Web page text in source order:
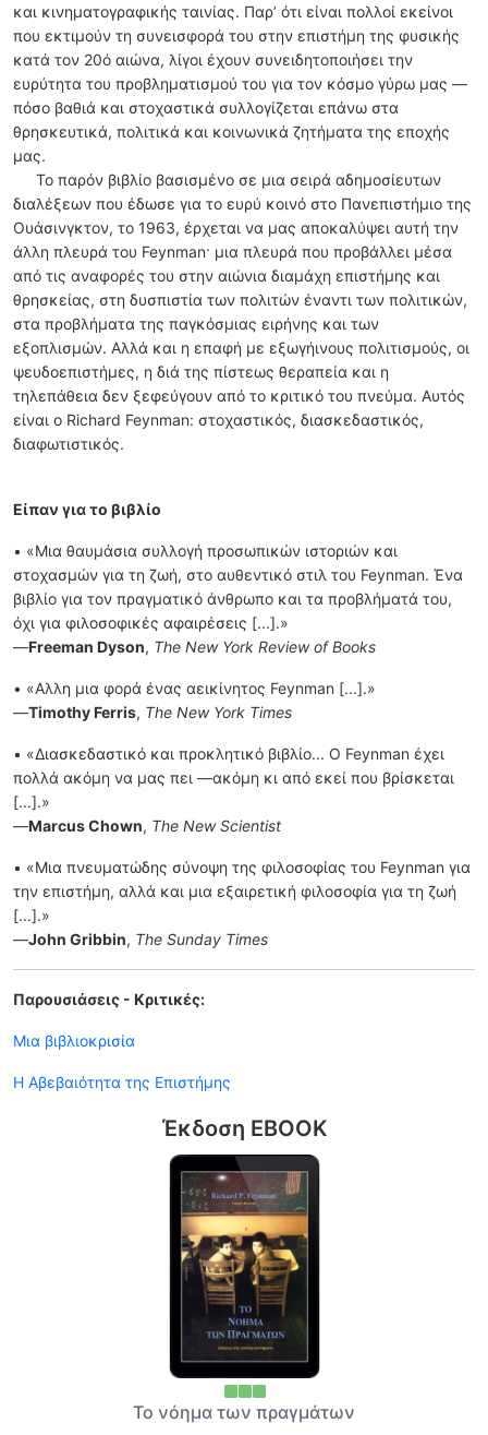
και κινηματογραφικής ταινίας. Παρ’ ότι είναι πολλοί εκείνοι
που εκτιμούν τη συνεισφορά του στην επιστήμη της φυσικής
κατά τον 20ό αιώνα, λίγοι έχουν συνειδητοποιήσει την
ευρύτητα του προβληματισμού του για τον κόσμο γύρω μας —
πόσο βαθιά και στοχαστικά συλλογίζεται επάνω στα
θρησκευτικά, πολιτικά και κοινωνικά ζητήματα της εποχής
μας.
Το παρόν βιβλίο βασισμένο σε μια σειρά αδημοσίευτων
διαλέξεων που έδωσε για το ευρύ κοινό στο Πανεπιστήμιο της
Ουάσινγκτον, το 1963, έρχεται να μας αποκαλύψει αυτή την
άλλη πλευρά του Feynman· μια πλευρά που προβάλλει μέσα
από τις αναφορές του στην αιώνια διαμάχη επιστήμης και
θρησκείας, στη δυσπιστία των πολιτών έναντι των πολιτικών,
στα προβλήματα της παγκόσμιας ειρήνης και των
εξοπλισμών. Αλλά και η επαφή με εξωγήινους πολιτισμούς, οι
ψευδοεπιστήμες, η διά της πίστεως θεραπεία και η
τηλεπάθεια δεν ξεφεύγουν από το κριτικό του πνεύμα. Αυτός
είναι ο Richard Feynman: στοχαστικός, διασκεδαστικός,
διαφωτιστικός.
Είπαν για το βιβλίο
• «Μια θαυμάσια συλλογή προσωπικών ιστοριών και
στοχασμών για τη ζωή, στο αυθεντικό στιλ του Feynman. Ένα
βιβλίο για τον πραγματικό άνθρωπο και τα προβλήματά του,
όχι για φιλοσοφικές αφαιρέσεις [...].»
—Freeman Dyson, The New York Review of Books
• «Αλλη μια φορά ένας αεικίνητος Feynman [...].»
—Timothy Ferris, The New York Times
• «Διασκεδαστικό και προκλητικό βιβλίο... Ο Feynman έχει
πολλά ακόμη να μας πει —ακόμη κι από εκεί που βρίσκεται
[...].»
—MarcusChown, The New Scientist
• «Μια πνευματώδης σύνοψη της φιλοσοφίας του Feynman για
την επιστήμη, αλλά και μια εξαιρετική φιλοσοφία για τη ζωή
[...].»
—John Gribbin, The Sunday Times
Παρουσιάσεις - Κριτικές:
Μια βιβλιοκρισία
Η Αβεβαιότητα της Επιστήμης
Έκδοση EBOOK
Το νόημα των πραγμάτων